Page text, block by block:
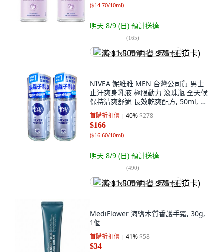
($14.70/10ml)
明天 8/9 (日) 預計送達
(165)
满 $1,500 再省 $75 (王道卡)
NIVEA 妮維雅 MEN 台灣公司貨 男士
止汗爽身乳液 極限動力 滾珠瓶 全天候
保持清爽舒適 長效乾爽配方, 50ml, 2
瓶
首購折扣價 40%$278
$166
($16.60/10ml)
明天 8/9 (日) 預計送達
(490)
满 $1,500 再省 $75 (王道卡)
MediFlower 海鹽木質香護手霜, 30g,
1個
首購折扣價 41%$58
$34